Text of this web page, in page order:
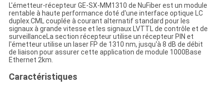
L'émetteur-récepteur GE-SX-MM1310 de NuFiber est un module
rentable à haute performance doté d'une interface optique LC
duplex.CML couplée à courant alternatif standard pour les
signaux à grande vitesse et les signaux LVTTL de contrôle et de
surveillanceLa section récepteur utilise un récepteur PIN et
l'émetteur utilise un laser FP de 1310 nm, jusqu'à 8 dB de débit
de liaison pour assurer cette application de module 1000Base
Ethernet 2km.
Caractéristiques